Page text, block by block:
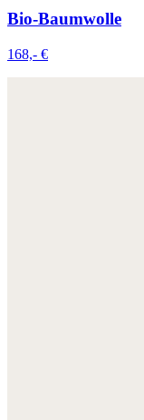
Bio-Baumwolle
168,- €